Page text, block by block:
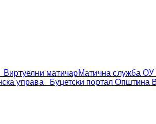
Виртуелни матичарМатична служба ОУ
управа Буџетски портал Општина